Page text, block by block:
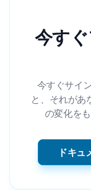
今す
今すぐサイ
と、それがあ
の変化を
ドキュ